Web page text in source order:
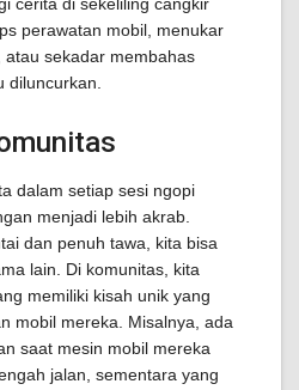
perawatan mobil, menukar
sekadar membahas
diluncurkan.
dalam setiap sesi ngopi
menjadi lebih akrab.
dan penuh tawa, kita bisa
lain. Di komunitas, kita
memiliki kisah unik yang
mobil mereka. Misalnya, ada
saat mesin mobil mereka
jalan, sementara yang